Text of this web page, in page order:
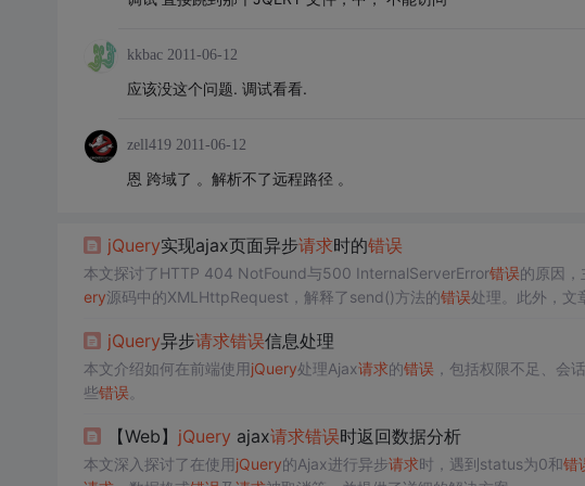
kkbac 2011-06-12
应该没这个问题. 调试看看.
zell419 2011-06-12
恩 跨域了 。解析不了远程路径 。
jQuery实现ajax页面异步请求时的错误
本文探讨了HTTP 404 NotFound与500 InternalServerError错误的原因
ery源码中的XMLHttpRequest，解释了send()方法的错误处理。此外，文
jQuery异步请求错误信息处理
本文介绍如何在前端使用jQuery处理Ajax请求的错误 ，包括权限不足、会
些错误
【Web】 jQuery ajax请求错误时返回数据分析
本文深入探讨了在使用jQuery的Ajax进行异步请求时，遇到status为0和错